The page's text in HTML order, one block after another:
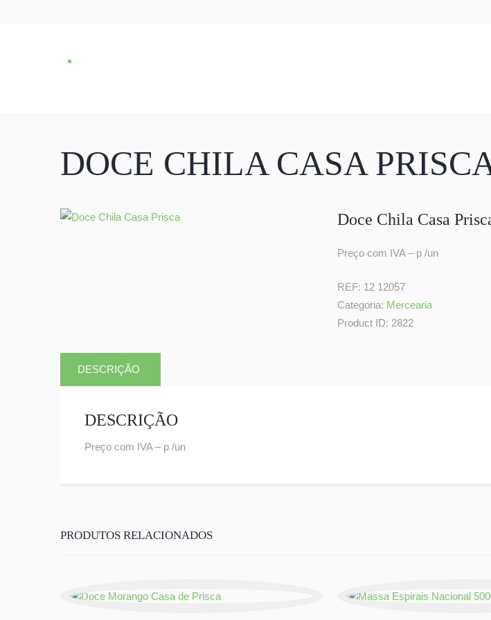
DOCE CHILA CASA
Doce Chila Casa
Preço com IVA – p /un
REF: 12 12057
Categoria: Mercearia
Product ID: 2822
DESCRIÇÃO
DESCRIÇÃO
Preço com IVA – p /un
PRODUTOS RELACIONADOS